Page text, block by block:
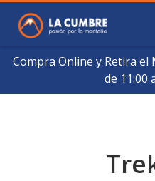
Compra Online y Retira el
de 11:00
Contenido